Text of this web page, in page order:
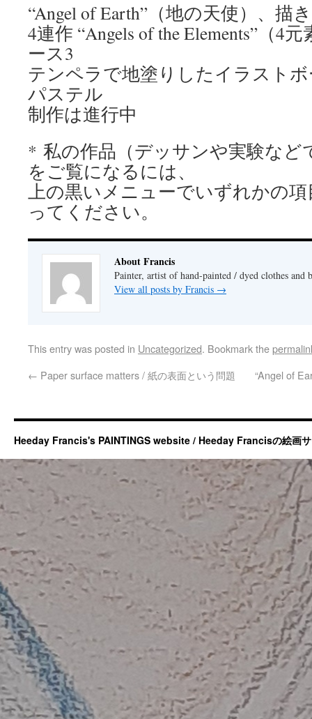
“Angel of Earth”（地の天使）、描
4連作 “Angels of the Elements”（4
ース3
テンペラで地塗りしたイラスト
パステル
制作は進行中
* 私の作品（デッサンや実験など
をご覧になるには、
上の黒いメニューでいずれかの
ってください。
About Francis
Painter, artist of hand-painted / dyed clothes and
View all posts by Francis →
This entry was posted in Uncategorized. Bookmark the
← Paper surface matters / 紙の表面という問題 “Angel of
Heeday Francis's PAINTINGS website / Heeday Francisの絵画